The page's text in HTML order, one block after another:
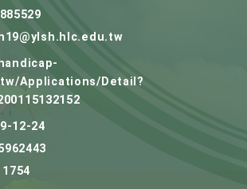
Applications/Detail?
12-24
1754